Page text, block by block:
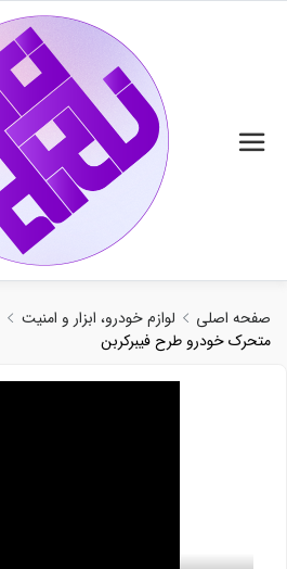
صفحه اصلی لوازم خودرو، ابزار و امنیت
متحرک خودرو طرح فیبرکربن